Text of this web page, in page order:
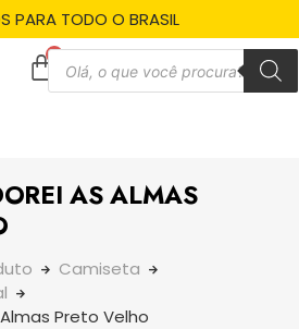
PARA TODO O BRASIL
AS ALMAS
Camiseta
Preto Velho